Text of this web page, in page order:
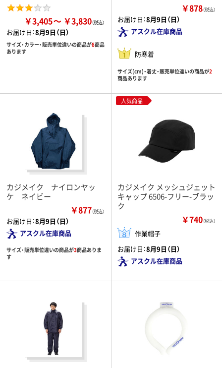
￥3,405 ￥3,830
お届け日：8月9日（日）
サイズ・カラー・販売単位違いの商品が8商品
あります
￥878（税込）
お届け日：8月9日（日）
アスクル在庫商品
防寒着
サイズ(cm)・着丈・販売単位違いの商品が2
商品あります
カジメイク ナイロンヤッ
ケ ネイビー
￥877（税込）
お届け日：8月9日（日）
アスクル在庫商品
サイズ・販売単位違いの商品が3商品ありま
す
人気商品
カジメイク メッシュジェット
キャップ 6506-フリー-ブラッ
ク
￥740（税込）
作業帽子
お届け日：8月9日（日）
アスクル在庫商品